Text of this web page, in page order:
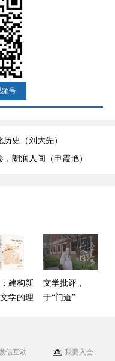
频号
史（刘大先）
朗润人间（申霞艳）
建构新
学的理
文学批评，
于“门道”
信互动 我要入会